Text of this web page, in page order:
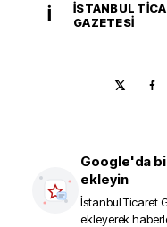
İ
İSTANBUL
GAZETESI
Google'da
ekleyin
İstanbul Ticaret
ekleyerek